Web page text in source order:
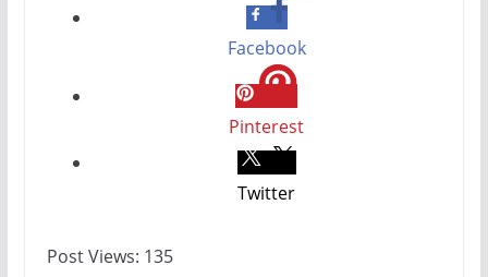
Facebook
Pinterest
Twitter
Post Views: 135